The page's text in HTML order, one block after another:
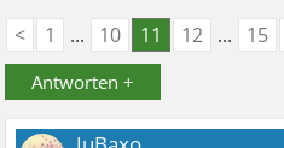
<
1 ... 10 11 12 ... 15
Antworten +